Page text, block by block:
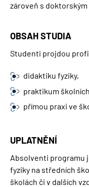
zároveň s
OBSAH STUDIA
Studenti projdou
didaktiku fyziky,
praktikum
přímou praxi ve
UPLATNĚNÍ
Absolventi programu
fyziky na středních
školách či v dalších